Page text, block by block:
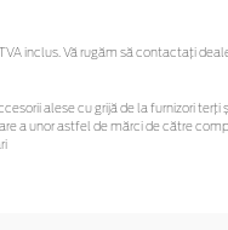
inclus. Vă rugăm să contactaţi
alese cu grijă de la furnizori
a unor astfel de mărci de către